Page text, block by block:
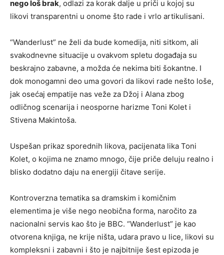
nego loš brak, odlazi za korak dalje u priči u kojoj su
likovi transparentni u onome što rade i vrlo artikulisani.
“Wanderlust” ne želi da bude komedija, niti sitkom, ali
svakodnevne situacije u ovakvom spletu događaja su
beskrajno zabavne, a možda će nekima biti šokantne. I
dok monogamni deo uma govori da likovi rade nešto loše,
jak osećaj empatije nas veže za Džoj i Alana zbog
odličnog scenarija i neosporne harizme Toni Kolet i
Stivena Makintoša.
Uspešan prikaz sporednih likova, pacijenata lika Toni
Kolet, o kojima ne znamo mnogo, čije priče deluju realno i
blisko dodatno daju na energiji čitave serije.
Kontroverzna tematika sa dramskim i komičnim
elementima je više nego neobična forma, naročito za
nacionalni servis kao što je BBC. “Wanderlust” je kao
otvorena knjiga, ne krije ništa, udara pravo u lice, likovi su
kompleksni i zabavni i što je najbitnije šest epizoda je